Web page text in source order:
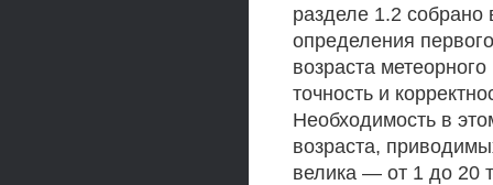
разделе 1.2 собрано
определения
возраста
точность и
Необходимость в
возраста,
велика — от 1 до 20